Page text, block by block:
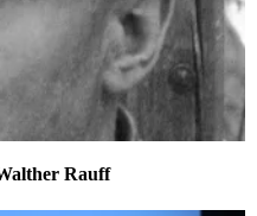
Rauff